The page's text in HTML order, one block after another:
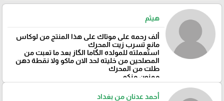
هيثم
ألف رحمه على موتاك على هذا المنتج من لوكاس
مانع تسرب زيت المحرك
استعملته للمولده الگاما الگاز بعد ما تعبت من
المصلحين من خليته لحد الان ماكو ولا نقطة دهن
طلت من المحرك
ممنون منكم
أحمد عدنان من بغداد